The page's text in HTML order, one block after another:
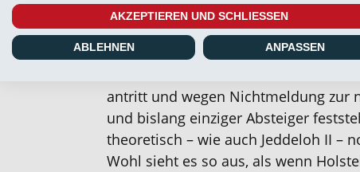
aufsteigen sollte. Wichtige Punkte
II mit dem etwas überraschenden
Außerdem unterlag Norderstedt bei
1:2. Während Teutonia bekanntlich
antritt und wegen Nichtmeldung zur
und bislang einziger Absteiger
theoretisch – wie auch Jeddeloh II –
Wohl sieht es so aus, als wenn
AKZEPTIEREN UND SCHLIESSEN
ABLEHNEN ANPASSEN